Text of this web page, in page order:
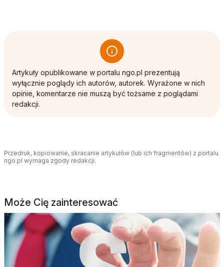
Artykuły opublikowane w portalu ngo.pl prezentują
wyłącznie poglądy ich autorów, autorek. Wyrażone w nich
opinie, komentarze nie muszą być tożsame z poglądami
redakcji.
Przedruk, kopiowanie, skracanie artykułów (lub ich fragmentów) z portalu
ngo.pl wymaga zgody redakcji.
Może Cię zainteresować